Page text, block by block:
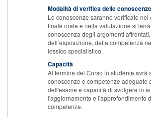
Modalità di verifica delle conoscenze
Le conoscenze saranno verificate nel
finale orale e nella valutazione si
conoscenza degli argomenti
dell’esposizione, della competenza
lessico specialistico.
Capacità
Al termine del Corso lo studente avrà
conoscenze e competenze adeguate
dell'esame e capacità di svolgere in
l'aggiornamento e l'approfondimento
competenze.